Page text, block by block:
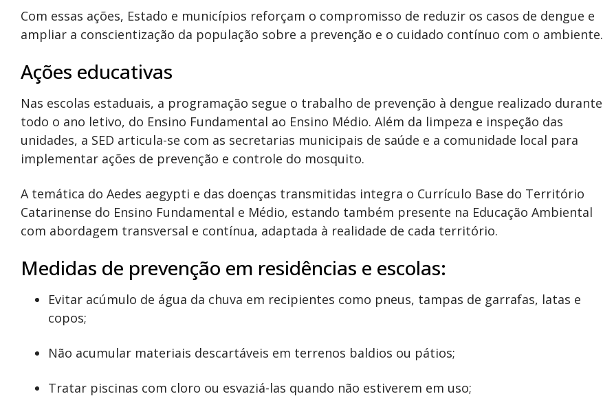
Com essas ações, Estado e municípios reforçam o compromisso de reduzir os casos de dengue e
ampliar a conscientização da população sobre a prevenção e o cuidado contínuo com o ambiente.
Ações educativas
Nas escolas estaduais, a programação segue o trabalho de prevenção à dengue realizado durante
todo o ano letivo, do Ensino Fundamental ao Ensino Médio. Além da limpeza e inspeção das
unidades, a SED articula-se com as secretarias municipais de saúde e a comunidade local para
implementar ações de prevenção e controle do mosquito.
A temática do Aedes aegypti e das doenças transmitidas integra o Currículo Base do Território
Catarinense do Ensino Fundamental e Médio, estando também presente na Educação Ambiental
com abordagem transversal e contínua, adaptada à realidade de cada território.
Medidas de prevenção em residências e escolas:
Evitar acúmulo de água da chuva em recipientes como pneus, tampas de garrafas, latas e
copos;
Não acumular materiais descartáveis em terrenos baldios ou pátios;
Tratar piscinas com cloro ou esvaziá-las quando não estiverem em uso;